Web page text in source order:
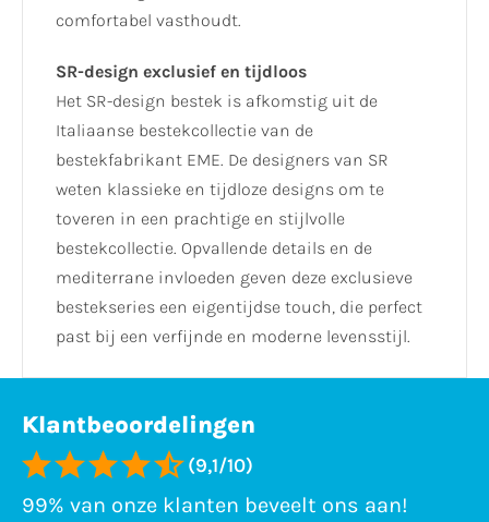
comfortabel vasthoudt.
SR-design exclusief en tijdloos
Het SR-design bestek is afkomstig uit de
Italiaanse bestekcollectie van de
bestekfabrikant EME. De designers van SR
weten klassieke en tijdloze designs om te
toveren in een prachtige en stijlvolle
bestekcollectie. Opvallende details en de
mediterrane invloeden geven deze exclusieve
bestekseries een eigentijdse touch, die perfect
past bij een verfijnde en moderne levensstijl.
Klantbeoordelingen
(9,1/10)
99% van onze klanten beveelt ons aan!